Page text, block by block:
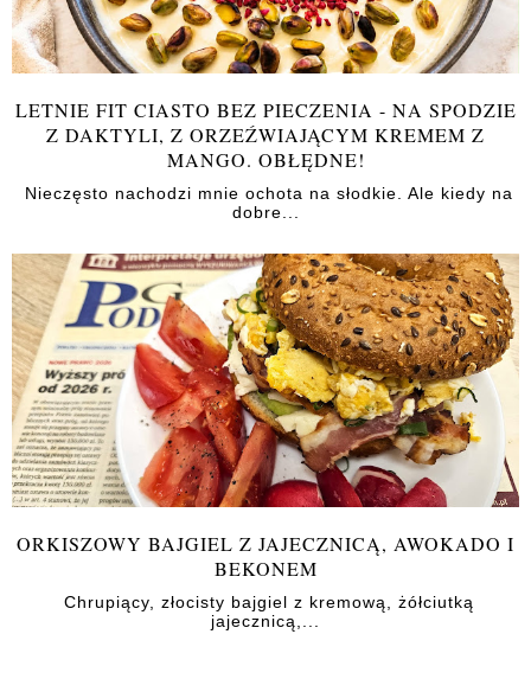
LETNIE FIT CIASTO BEZ PIECZENIA - NA SPODZIE
Z DAKTYLI, Z ORZEŹWIAJĄCYM KREMEM Z
MANGO. OBŁĘDNE!
Nieczęsto nachodzi mnie ochota na słodkie. Ale kiedy na
dobre...
ORKISZOWY BAJGIEL Z JAJECZNICĄ, AWOKADO I
BEKONEM
Chrupiący, złocisty bajgiel z kremową, żółciutką
jajecznicą,...